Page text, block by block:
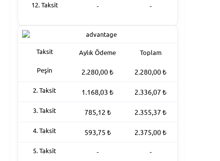
12. Taksit - -
Taksit Aylık Ödeme Toplam
Peşin 2.280,00₺ 2.280,00₺
2. Taksit 1.168,03₺ 2.336,07₺
3. Taksit 785,12 ₺ 2.355,37₺
4. Taksit 593,75 ₺ 2.375,00₺
5. Taksit - -